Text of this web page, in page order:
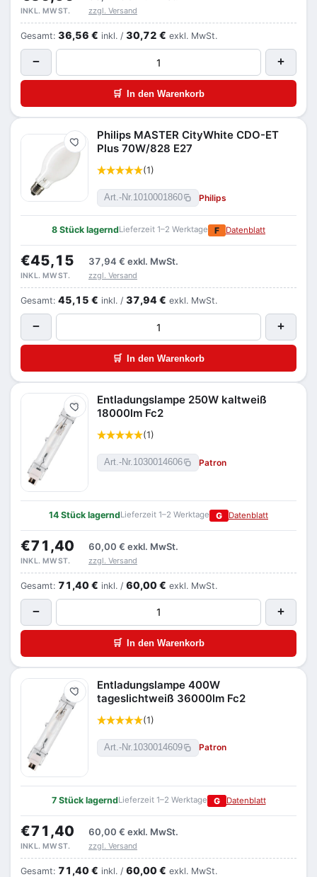
INKL. MWST. zzgl. Versand
Gesamt: 36,56 € inkl. / 30,72 € exkl. MwSt.
− +
🛒 In den Warenkorb
Merken
Philips MASTER CityWhite CDO-ET
Plus 70W/828 E27
(1)
Art.-Nr.1010001860 Philips
8 Stück lagerndLieferzeit 1–2 Werktage F Datenblatt
€45,15 37,94 € exkl. MwSt.
INKL. MWST. zzgl. Versand
Gesamt: 45,15 € inkl. / 37,94 € exkl. MwSt.
− +
🛒 In den Warenkorb
Merken
Entladungslampe 250W kaltweiß
18000lm Fc2
(1)
Art.-Nr.1030014606 Patron
14 Stück lagerndLieferzeit 1–2 Werktage G Datenblatt
€71,40 60,00 € exkl. MwSt.
INKL. MWST. zzgl. Versand
Gesamt: 71,40 € inkl. / 60,00 € exkl. MwSt.
− +
🛒 In den Warenkorb
Merken
Entladungslampe 400W
tageslichtweiß 36000lm Fc2
(1)
Art.-Nr.1030014609 Patron
7 Stück lagerndLieferzeit 1–2 Werktage G Datenblatt
€71,40 60,00 € exkl. MwSt.
INKL. MWST. zzgl. Versand
Gesamt: 71,40 € inkl. / 60,00 € exkl. MwSt.